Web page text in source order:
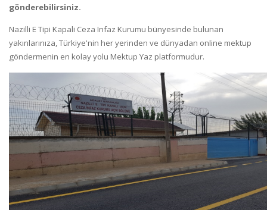
gönderebilirsiniz.
Nazilli E Tipi Kapali Ceza Infaz Kurumu bünyesinde bulunan
yakınlarınıza, Türkiye'nin her yerinden ve dünyadan online mektup
göndermenin en kolay yolu Mektup Yaz platformudur.